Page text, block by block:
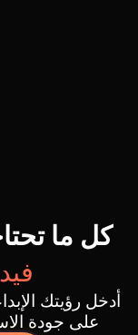
كل ما
أدخل رؤيتك
على جودة